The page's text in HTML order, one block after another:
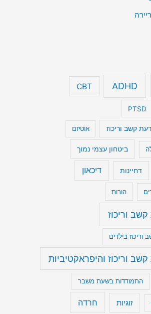
ADHD
CBT
PTSD
קשב וריכוז אוטיזם
ביטחון עצמי נמוך
דחיינות דיכאון
הורות
וריכוז
בילדים
וריכוז והיפראקטיביות
התמודדות בשעת משבר
זוגיות חרדה